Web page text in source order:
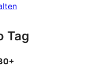
Tag